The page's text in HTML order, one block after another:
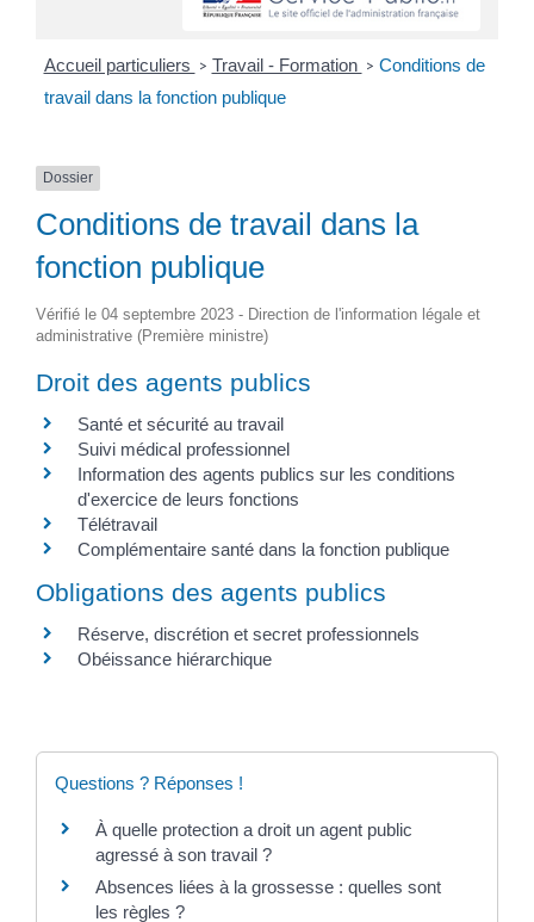
Accueil particuliers > Travail - Formation > Conditions de
travail dans la fonction publique
Dossier
Conditions de travail dans la
fonction publique
Vérifié le 04 septembre 2023 - Direction de l'information légale et
administrative (Première ministre)
Droit des agents publics
Santé et sécurité au travail
Suivi médical professionnel
Information des agents publics sur les conditions
d'exercice de leurs fonctions
Télétravail
Complémentaire santé dans la fonction publique
Obligations des agents publics
Réserve, discrétion et secret professionnels
Obéissance hiérarchique
Questions ? Réponses !
À quelle protection a droit un agent public
agressé à son travail ?
Absences liées à la grossesse : quelles sont
les règles ?